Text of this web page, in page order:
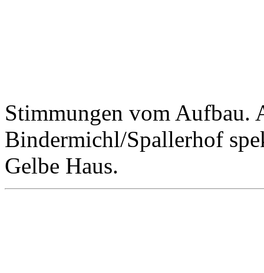
Stimmungen vom Aufbau.
Bindermichl/Spallerhof
Gelbe Haus.